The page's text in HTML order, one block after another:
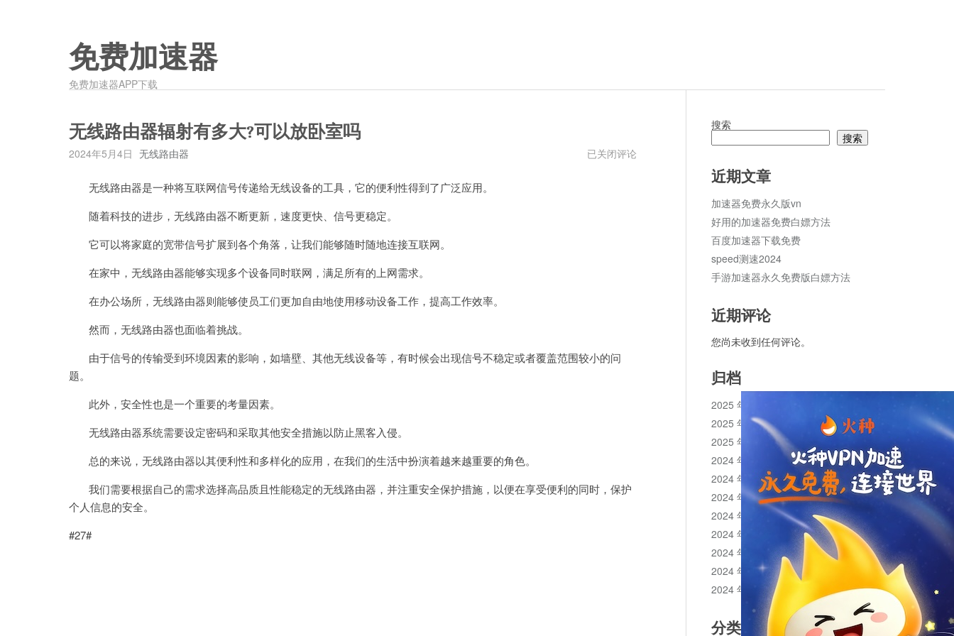
免费加速器
免费加速器APP下载
无线路由器辐射有多大?可以放卧室吗
2024年5月4日 无线路由器
无
已关闭评论
无线路由器是一种将互联网信号传递给无线设备的工具，它的便利性得到了广泛应用。
随着科技的进步，无线路由器不断更新，速度更快、信号更稳定。
它可以将家庭的宽带信号扩展到各个角落，让我们能够随时随地连接互联网。
在家中，无线路由器能够实现多个设备同时联网，满足所有的上网需求。
在办公场所，无线路由器则能够使员工们更加自由地使用移动设备工作，提高工作效率。
然而，无线路由器也面临着挑战。
由于信号的传输受到环境因素的影响，如墙壁、其他无线设备等，有时候会出现信号不稳定或者覆盖范围较小的问
题。
此外，安全性也是一个重要的考量因素。
无线路由器系统需要设定密码和采取其他安全措施以防止黑客入侵。
总的来说，无线路由器以其便利性和多样化的应用，在我们的生活中扮演着越来越重要的角色。
我们需要根据自己的需求选择高品质且性能稳定的无线路由器，并注重安全保护措施，以便在享受便利的同时，保护
个人信息的安全。
#27#
搜索
搜索
近期文章
加速器免费永久版vn
好用的加速器免费白嫖方法
百度加速器下载免费
speed测速2024
手游加速器永久免费版白嫖方法
近期评论
您尚未收到任何评论。
归档
2025 年 11 月
2025 年 10 月
2025 年 1 月
2024 年 12 月
2024 年 11 月
2024 年 10 月
2024 年 9 月
2024 年 8 月
2024 年 7 月
2024 年 6 月
2024 年 5 月
分类目录